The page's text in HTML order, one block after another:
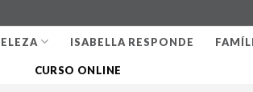
ISABELLA RESPONDE
CURSO ONLINE